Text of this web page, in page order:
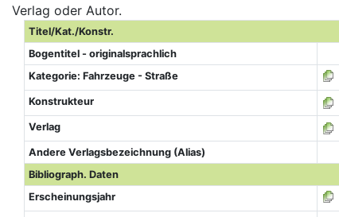
Verlag oder Autor.
Titel/Kat./Konstr.
Bogentitel - originalsprachlich
Kategorie: Fahrzeuge - Straße
Konstrukteur
Verlag
Andere Verlagsbezeichnung (Alias)
Bibliograph. Daten
Erscheinungsjahr